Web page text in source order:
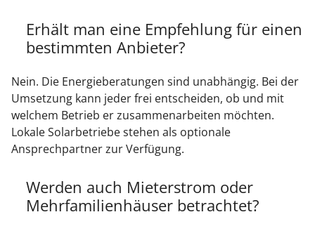
Erhält man eine Empfehlung für einen
bestimmten Anbieter?
Nein. Die Energieberatungen sind unabhängig. Bei der
Umsetzung kann jeder frei entscheiden, ob und mit
welchem Betrieb er zusammenarbeiten möchten.
Lokale Solarbetriebe stehen als optionale
Ansprechpartner zur Verfügung.
Werden auch Mieterstrom oder
Mehrfamilienhäuser betrachtet?